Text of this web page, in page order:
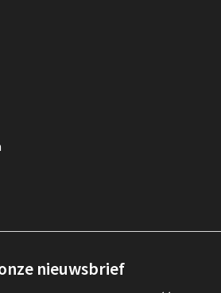
nieuwsbrief